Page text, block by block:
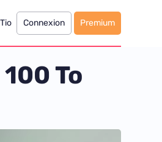
Connexion Premium
To